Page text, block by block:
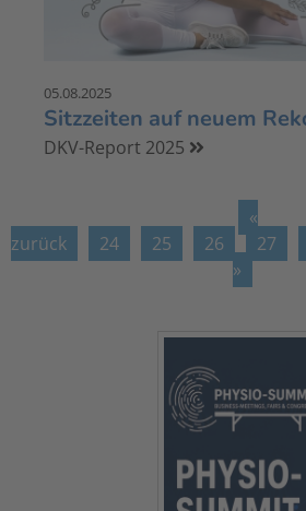
05.08.2025
Sitzzeiten auf neuem
DKV-Report 2025
«
zurück
24 25 26 27
»